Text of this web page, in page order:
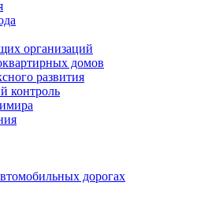
организаций
домов
развития
контроль
дорогах